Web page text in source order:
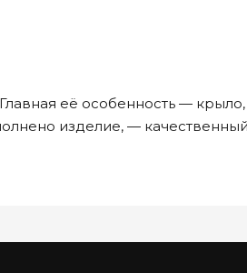
её особенность —
изделие, —